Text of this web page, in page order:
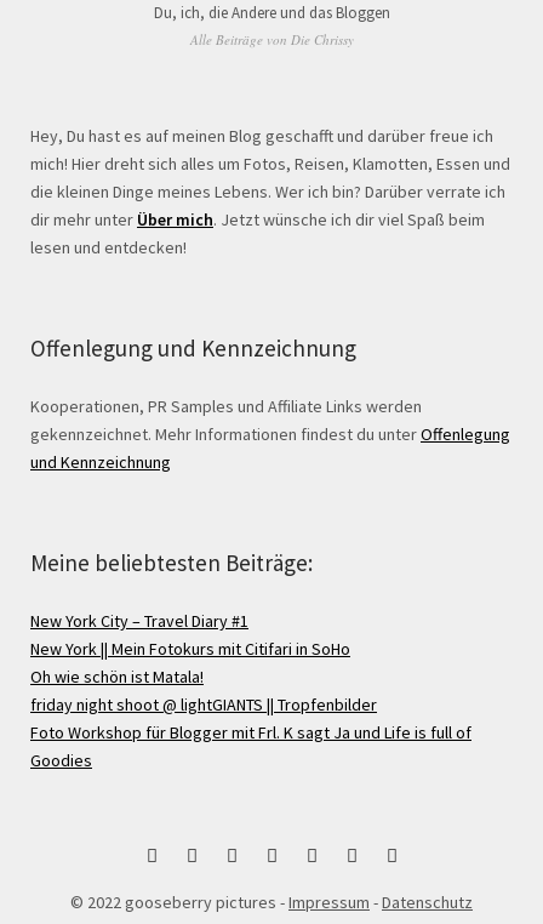
Du, ich, die Andere und das Bloggen
Alle Beiträge von Die Chrissy
Hey, Du hast es auf meinen Blog geschafft und darüber freue ich
mich! Hier dreht sich alles um Fotos, Reisen, Klamotten, Essen und
die kleinen Dinge meines Lebens. Wer ich bin? Darüber verrate ich
dir mehr unter Über mich. Jetzt wünsche ich dir viel Spaß beim
lesen und entdecken!
Offenlegung und Kennzeichnung
Kooperationen, PR Samples und Affiliate Links werden
gekennzeichnet. Mehr Informationen findest du unterOffenlegung
und Kennzeichnung
Meine beliebtesten Beiträge:
New York City – Travel Diary #1
New York || Mein Fotokurs mit Citifari in SoHo
Oh wie schön ist Matala!
friday night shoot @ lightGIANTS || Tropfenbilder
Foto Workshop für Blogger mit Frl. K sagt Ja und Life is full of
Goodies
bloglovinInstagramFacebookGooglePinterestTwitterRSS
© 2022 gooseberry pictures -Impressum -Datenschutz